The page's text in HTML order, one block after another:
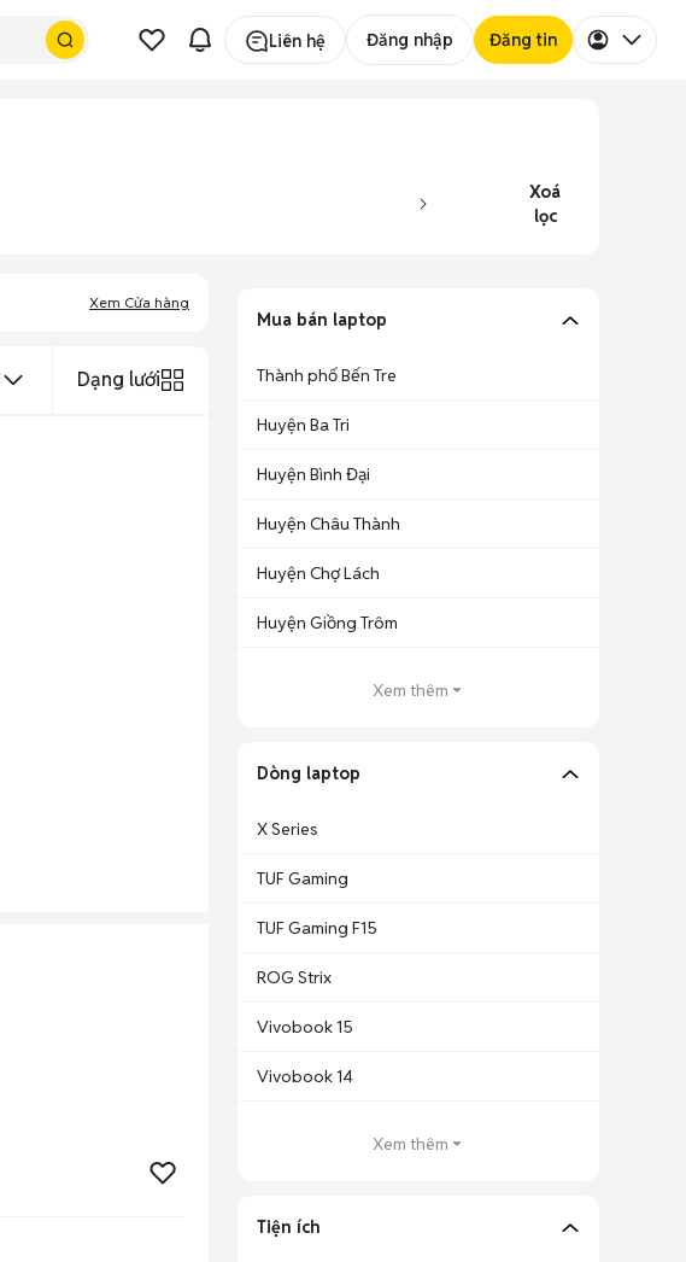
Liên hệ Đăng nhập Đăng tin
Xoá
lọc
Xem Cửa hàng
Dạng lưới
Mua bán laptop
Thành phố Bến Tre
Huyện Ba Tri
Huyện Bình Đại
Huyện Châu Thành
Huyện Chợ Lách
Huyện Giồng Trôm
Xem thêm
Dòng laptop
X Series
TUF Gaming
TUF Gaming F15
ROG Strix
Vivobook 15
Vivobook 14
Xem thêm
Tiện ích